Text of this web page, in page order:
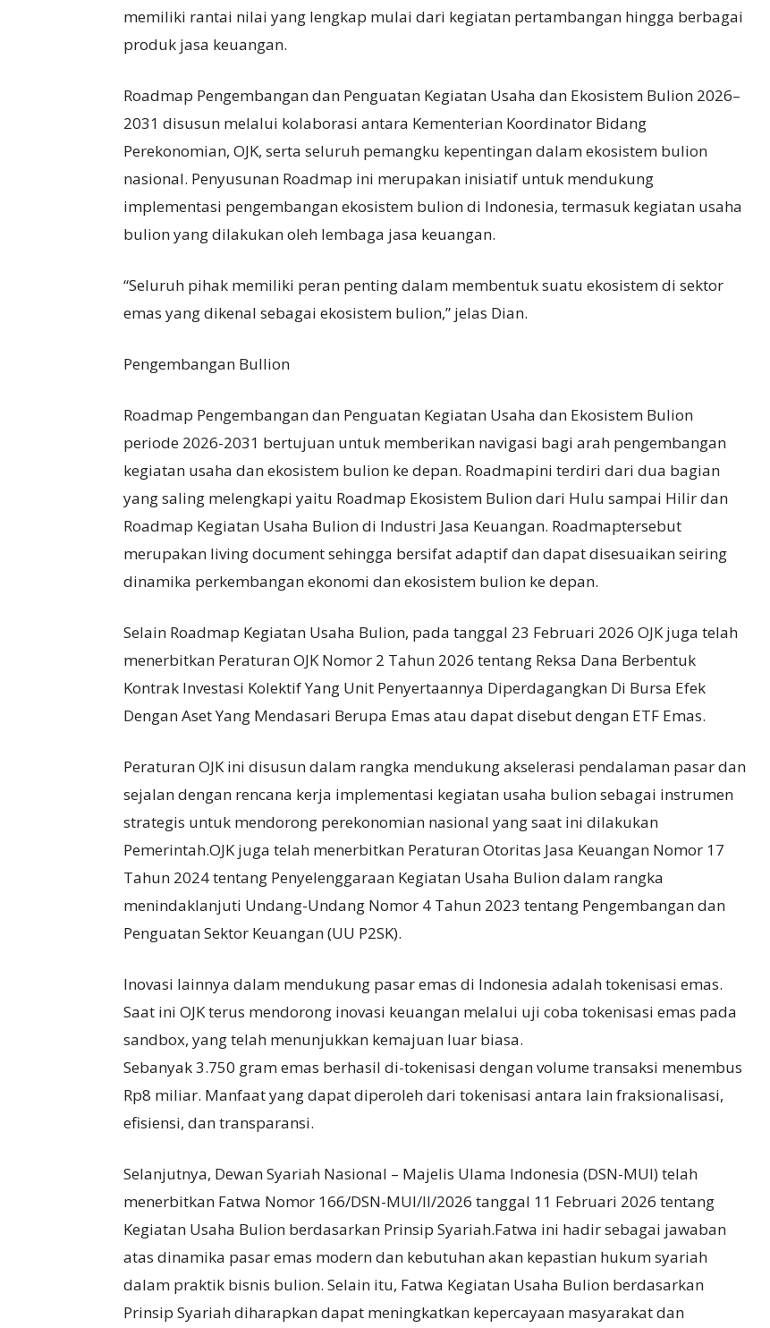
memiliki rantai nilai yang lengkap mulai dari kegiatan pertambangan hingga berbagai
produk jasa keuangan.
Roadmap Pengembangan dan Penguatan Kegiatan Usaha dan Ekosistem Bulion 2026–
2031 disusun melalui kolaborasi antara Kementerian Koordinator Bidang
Perekonomian, OJK, serta seluruh pemangku kepentingan dalam ekosistem bulion
nasional. Penyusunan Roadmap ini merupakan inisiatif untuk mendukung
implementasi pengembangan ekosistem bulion di Indonesia, termasuk kegiatan usaha
bulion yang dilakukan oleh lembaga jasa keuangan.
“Seluruh pihak memiliki peran penting dalam membentuk suatu ekosistem di sektor
emas yang dikenal sebagai ekosistem bulion,” jelas Dian.
Pengembangan Bullion
Roadmap Pengembangan dan Penguatan Kegiatan Usaha dan Ekosistem Bulion
periode 2026-2031 bertujuan untuk memberikan navigasi bagi arah pengembangan
kegiatan usaha dan ekosistem bulion ke depan. Roadmapini terdiri dari dua bagian
yang saling melengkapi yaitu Roadmap Ekosistem Bulion dari Hulu sampai Hilir dan
Roadmap Kegiatan Usaha Bulion di Industri Jasa Keuangan. Roadmaptersebut
merupakan living document sehingga bersifat adaptif dan dapat disesuaikan seiring
dinamika perkembangan ekonomi dan ekosistem bulion ke depan.
Selain Roadmap Kegiatan Usaha Bulion, pada tanggal 23 Februari 2026 OJK juga telah
menerbitkan Peraturan OJK Nomor 2 Tahun 2026 tentang Reksa Dana Berbentuk
Kontrak Investasi Kolektif Yang Unit Penyertaannya Diperdagangkan Di Bursa Efek
Dengan Aset Yang Mendasari Berupa Emas atau dapat disebut dengan ETF Emas.
Peraturan OJK ini disusun dalam rangka mendukung akselerasi pendalaman pasar dan
sejalan dengan rencana kerja implementasi kegiatan usaha bulion sebagai instrumen
strategis untuk mendorong perekonomian nasional yang saat ini dilakukan
Pemerintah.OJK juga telah menerbitkan Peraturan Otoritas Jasa Keuangan Nomor 17
Tahun 2024 tentang Penyelenggaraan Kegiatan Usaha Bulion dalam rangka
menindaklanjuti Undang-Undang Nomor 4 Tahun 2023 tentang Pengembangan dan
Penguatan Sektor Keuangan (UU P2SK).
Inovasi lainnya dalam mendukung pasar emas di Indonesia adalah tokenisasi emas.
Saat ini OJK terus mendorong inovasi keuangan melalui uji coba tokenisasi emas pada
sandbox, yang telah menunjukkan kemajuan luar biasa.
Sebanyak 3.750 gram emas berhasil di-tokenisasi dengan volume transaksi menembus
Rp8 miliar. Manfaat yang dapat diperoleh dari tokenisasi antara lain fraksionalisasi,
efisiensi, dan transparansi.
Selanjutnya, Dewan Syariah Nasional – Majelis Ulama Indonesia (DSN-MUI) telah
menerbitkan Fatwa Nomor 166/DSN-MUI/II/2026 tanggal 11 Februari 2026 tentang
Kegiatan Usaha Bulion berdasarkan Prinsip Syariah.Fatwa ini hadir sebagai jawaban
atas dinamika pasar emas modern dan kebutuhan akan kepastian hukum syariah
dalam praktik bisnis bulion. Selain itu, Fatwa Kegiatan Usaha Bulion berdasarkan
Prinsip Syariah diharapkan dapat meningkatkan kepercayaan masyarakat dan